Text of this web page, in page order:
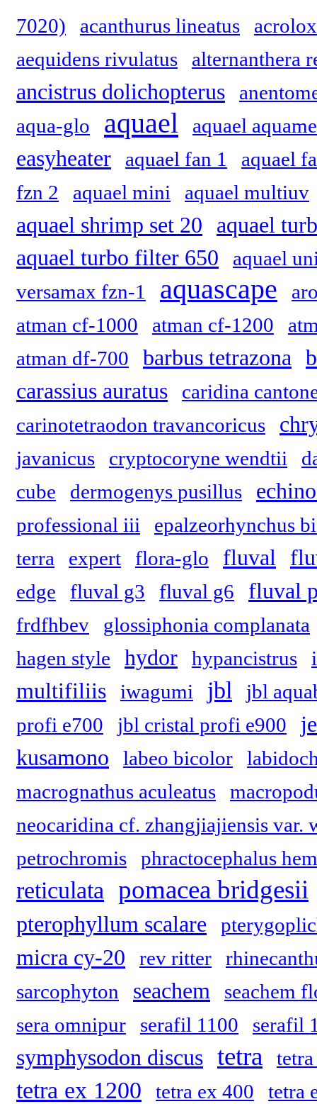
7020) acanthurus lineatus
aequidens rivulatus
alternanthera
ancistrus dolichopterus
aqua-glo
aquael aquael aquame
easyheater aquael fan 1
aquael
fzn 2
aquael mini aquael multiuv
aquael shrimp set 20
aquael
aquael turbo filter 650
aquael
versamax fzn-1
aquascape
atman cf-1000
atman cf-1200
atman df-700
barbus tetrazona
carassius auratus
caridina
carinotetraodon travancoricus
javanicus cryptocoryne wendtii
cube
dermogenys pusillus
professional iii
epalzeorhynchus
terra
expert flora-glo fluval
edge fluval g3 fluval g6 fluval
frdfhbev
glossiphonia complanata
hagen style
hydor hypancistrus
multifiliis iwagumi jbl
jbl
profi e700
jbl cristal profi e900
kusamono
labeo bicolor
macrognathus aculeatus
neocaridina cf. zhangjiajiensis var.
petrochromis
phractocephalus
reticulata pomacea bridgesii
pterophyllum scalare
micra cy-20 rev ritter
sarcophyton
seachem
seachem
sera omnipur
serafil 1100 serafil
symphysodon discus tetra
tetra ex 1200 tetra ex 400
tetra